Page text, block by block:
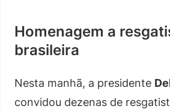
Homenagem a
brasileira
Nesta manhã, a presidente
convidou dezenas de